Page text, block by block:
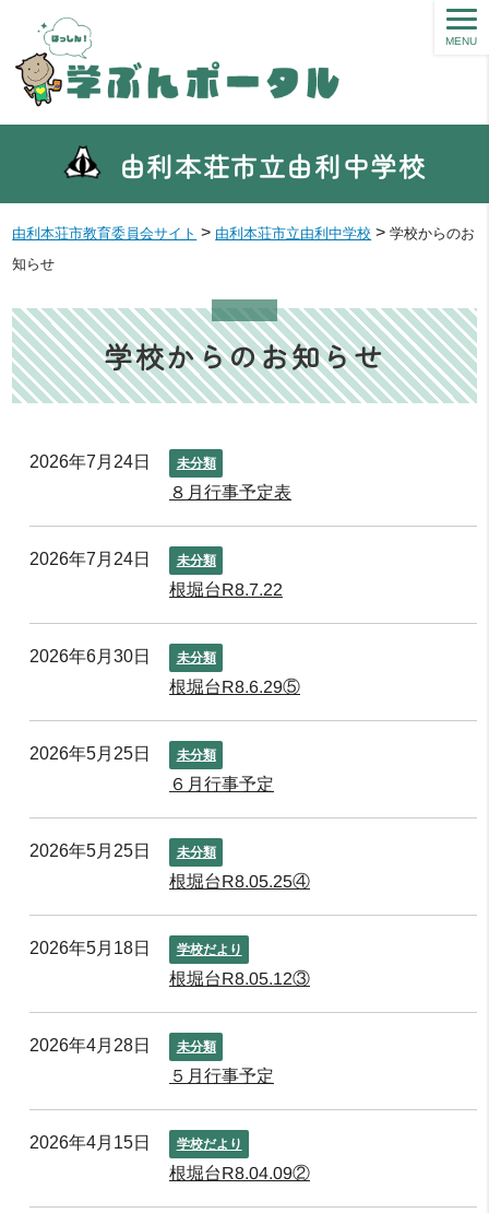
由利本荘市立由利中学校
MENU
由利本荘市教育委員会サイト > 由利本荘市立由利中学校 >学校からのお
知らせ
学校からのお知らせ
2026年7月24日 未分類
８月行事予定表
2026年7月24日 未分類
根堀台R8.7.22
2026年6月30日 未分類
根堀台R8.6.29⑤
2026年5月25日 未分類
６月行事予定
2026年5月25日 未分類
根堀台R8.05.25④
2026年5月18日 学校だより
根堀台R8.05.12③
2026年4月28日 未分類
５月行事予定
2026年4月15日 学校だより
根堀台R8.04.09②